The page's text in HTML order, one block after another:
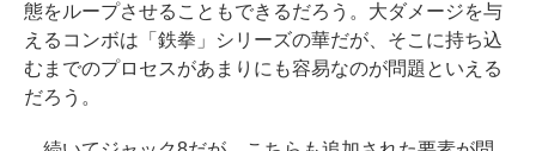
態をループさせることもできるだろう。大ダメージを与
えるコンボは「鉄拳」シリーズの華だが、そこに持ち込
むまでのプロセスがあまりにも容易なのが問題といえる
だろう。